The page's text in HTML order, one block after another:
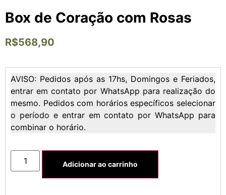
Box de Coração com Rosas
R$568,90
AVISO: Pedidos após as 17hs, Domingos e Feriados,
entrar em contato por WhatsApp para realização do
mesmo. Pedidos com horários específicos selecionar
o período e entrar em contato por WhatsApp para
combinar o horário.
Adicionar ao carrinho